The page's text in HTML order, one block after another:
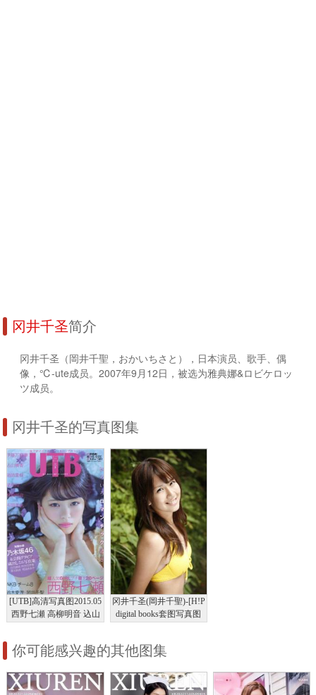
冈井千圣简介
冈井千圣（岡井千聖，おかいちさと），日本演员、歌手、偶
像，℃-ute成员。2007年9月12日，被选为雅典娜&ロビケロッ
ツ成员。
冈井千圣的写真图集
[UTB]高清写真图2015.05
西野七瀬 高柳明音 込山
别册付録 白石麻衣 中元
あやの
冈井千圣(岡井千聖)-[H!P
digital books套图写真图
你可能感兴趣的其他图集